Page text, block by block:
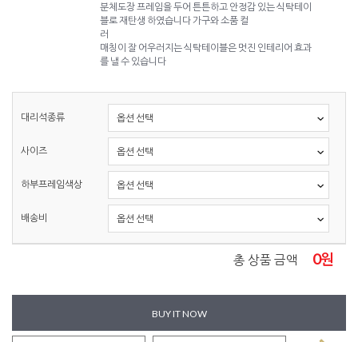
분체도장 프레임을 두어 튼튼하고 안정감 있는 식탁테이
블로 재탄생 하였습니다 가구와 소품 컬
러
매칭이 잘 어우러지는 식탁테이블은 멋진 인테리어 효과
를 낼 수 있습니다
대리석종류
사이즈
하부프레임색상
배송비
총 상품 금액 0원
BUY IT NOW